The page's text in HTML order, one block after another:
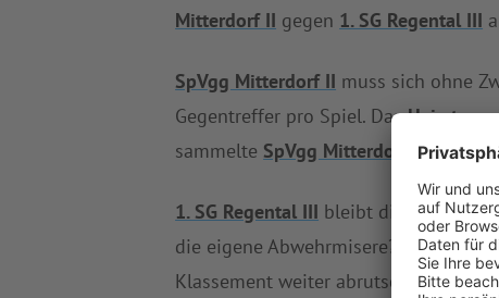
Mitterdorf II gegen 1. SG Regental III
SpVgg Mitterdorf II muss sich ohne
Gegentreffer pro Spiel. DasHeimteam
sammelte SpVgg Mitterdorf IIbisher
1. SG Regental III bleibt die
die eigene Abwehrmisere? Im Spiel
Klassement weiter abrutschte. Die